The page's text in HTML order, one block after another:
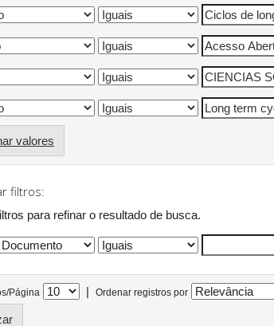
valores
filtros:
para refinar o resultado de busca.
Página | Ordenar registros por